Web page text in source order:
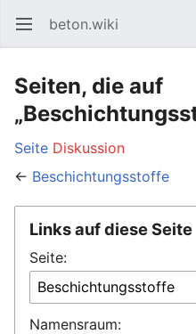
Hauptmenü öffnen beton.wiki
Seiten, die auf
Seite Diskussion
← Beschichtungsstoffe
Links auf diese Seite
Seite:
Namensraum: